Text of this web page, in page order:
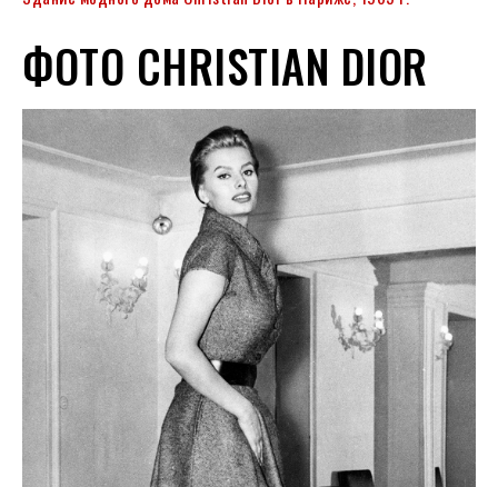
ФОТО CHRISTIAN DIOR